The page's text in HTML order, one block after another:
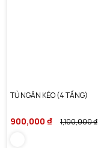
TỦ NGĂN KÉO (4 TẦNG)
900,000 ₫ 1,100,000 ₫